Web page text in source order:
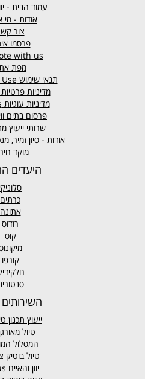
עמוד הבית -
אודות - מי
צור
פרסמו
with us
מפת
תנאי שימוש
מדיניות פרטיות
מדיניות עוגיות
פרסום בתים
שרותי ייעוץ
אודות - סיון זמיר,
מוקד
היעדים
סלוניקי
כרתים
אתונה
רודוס
קוס
קורפו
ייעוץ תכנון
טיול מאורגן
המסלול
טיול בוטיק
יוון והאיים +